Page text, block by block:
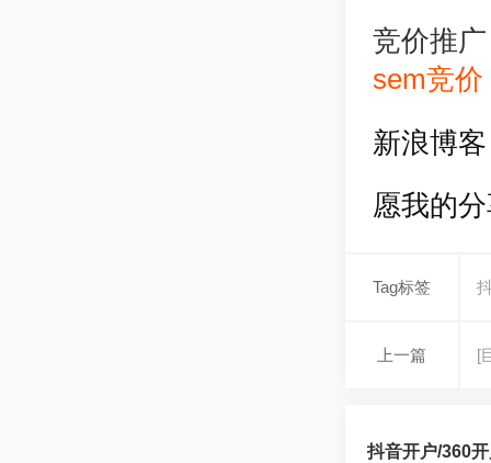
竞价推
sem竞价
新浪博
愿我的
Tag标签
上一篇 [
抖音开户/360